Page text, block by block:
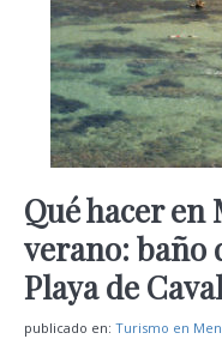
Qué hacer en
verano: baño
Playa de
publicado en: Turismo en